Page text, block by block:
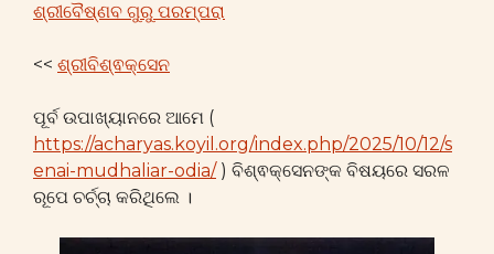
ଶ୍ରୀବୈଷ୍ଣବ ଗୁରୁ ପରମ୍ପରା
<< ଶ୍ରୀବିଶ୍ଵକ୍ସେନ
ପୂର୍ବ ଉପାଖ୍ୟାନରେ ଆମେ (
https://acharyas.koyil.org/index.php/2025/10/12/s
enai-mudhaliar-odia/) ବିଶ୍ଵକ୍ସେନଙ୍କ ବିଷୟରେ ସରଳ
ରୂପେ ଚର୍ଚ୍ଚା କରିଥିଲେ ।